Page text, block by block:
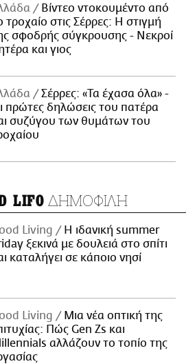
Βίντεο ντοκουμέντο από
τροχαίο στις Σέρρες: Η στιγμή
σφοδρής σύγκρουσης - Νεκροί
και γιος
Σέρρες: «Τα έχασα όλα» -
πρώτες δηλώσεις του πατέρα
συζύγου των θυμάτων του
LIFO ΔΗΜΟΦΙΛΗ
Living
Η ιδανική summer
ξεκινά με δουλειά στο σπίτι
καταλήγει σε κάποιο νησί
Living
Μια νέα οπτική της
Πώς Gen Zs και
αλλάζουν το τοπίο της